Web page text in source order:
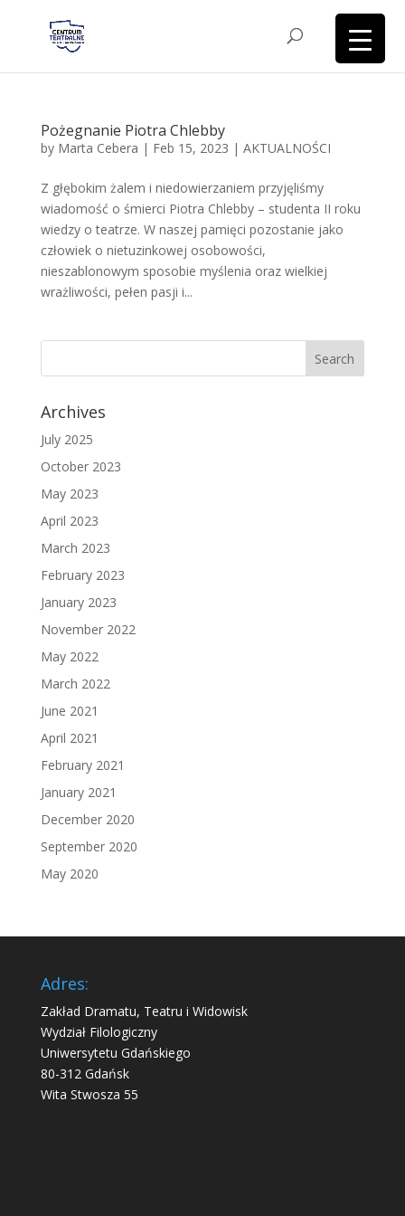
Pożegnanie Piotra Chlebby
by Marta Cebera | Feb 15, 2023 | AKTUALNOŚCI
Z głębokim żalem i niedowierzaniem przyjęliśmy
wiadomość o śmierci Piotra Chlebby – studenta II roku
wiedzy o teatrze. W naszej pamięci pozostanie jako
człowiek o nietuzinkowej osobowości,
nieszablonowym sposobie myślenia oraz wielkiej
wrażliwości, pełen pasji i...
Archives
July 2025
October 2023
May 2023
April 2023
March 2023
February 2023
January 2023
November 2022
May 2022
March 2022
June 2021
April 2021
February 2021
January 2021
December 2020
September 2020
May 2020
Adres:
Zakład Dramatu, Teatru i Widowisk
Wydział Filologiczny
Uniwersytetu Gdańskiego
80-312 Gdańsk
Wita Stwosza 55